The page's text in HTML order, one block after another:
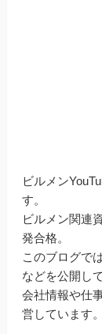
ビルメン
す。
ビルメン関連
発合格。
このブログで
などを公開し
会社情報や仕
営しています。